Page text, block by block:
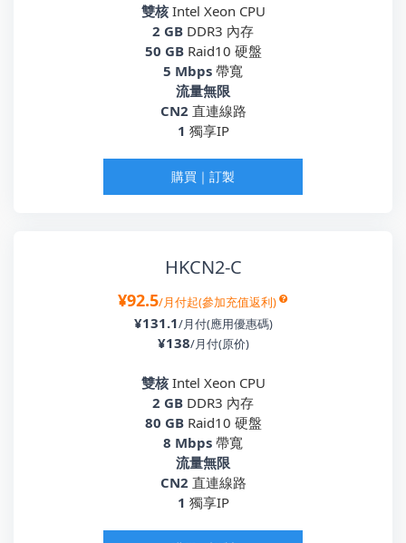
雙核Intel Xeon CPU
2 GB DDR3 內存
50 GB Raid10 硬盤
5 Mbps 帶寬
流量無限
CN2 直連線路
1 獨享IP
購買｜訂製
HKCN2-C
¥92.5/月付起(參加充值返利)
¥131.1/月付(應用優惠碼)
¥138/月付(原价)
雙核Intel Xeon CPU
2 GB DDR3 內存
80 GB Raid10 硬盤
8 Mbps 帶寬
流量無限
CN2 直連線路
1 獨享IP